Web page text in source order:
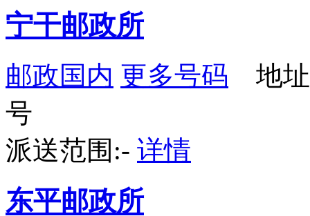
宁干邮政所
邮政国内 更多号码 地址
号
派送范围:- 详情
东平邮政所